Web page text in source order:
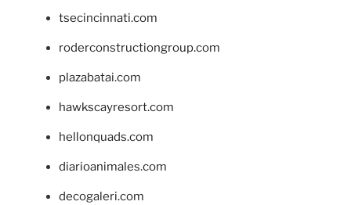
tsecincinnati.com
roderconstructiongroup.com
plazabatai.com
hawkscayresort.com
hellonquads.com
diarioanimales.com
decogaleri.com